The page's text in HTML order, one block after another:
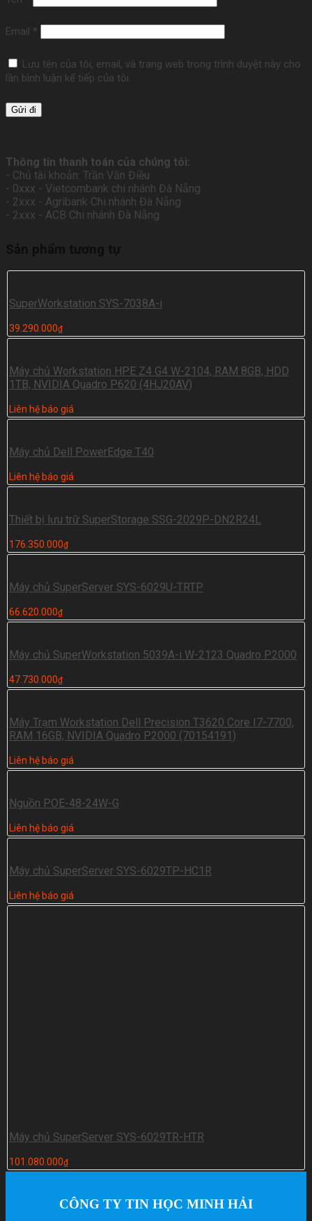
Email *
Lưu tên của tôi, email, và trang web trong trình duyệt này cho
lần bình luận kế tiếp của tôi.
Thông tin thanh toán của chúng tôi:
- Chủ tài khoản: Trần Văn Điều
- 0xxx - Vietcombank chi nhánh Đà Nẵng
- 2xxx - Agribank Chi nhánh Đà Nẵng
- 2xxx - ACB Chi nhánh Đà Nẵng
SuperWorkstation SYS-7038A-i
39.290.000₫
Máy chủ Workstation HPE Z4 G4 W-2104, RAM 8GB, HDD
1TB, NVIDIA Quadro P620 (4HJ20AV)
Liên hệ báo giá
Máy chủ Dell PowerEdge T40
Liên hệ báo giá
Thiết bị lưu trữ SuperStorage SSG-2029P-DN2R24L
176.350.000₫
Máy chủ SuperServer SYS-6029U-TRTP
66.620.000₫
Máy chủ SuperWorkstation 5039A-i W-2123 Quadro P2000
47.730.000₫
Máy Trạm Workstation Dell Precision T3620 Core I7-7700,
RAM 16GB, NVIDIA Quadro P2000 (70154191)
Liên hệ báo giá
Nguồn POE-48-24W-G
Liên hệ báo giá
Máy chủ SuperServer SYS-6029TP-HC1R
Liên hệ báo giá
Máy chủ SuperServer SYS-6029TR-HTR
101.080.000₫
CÔNG TY TIN HỌC MINH HẢI